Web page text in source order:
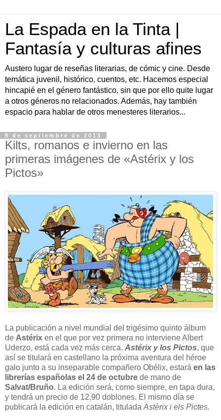
La Espada en la Tinta |
Fantasía y culturas afines
Austero lugar de reseñas literarias, de cómic y cine. Desde
temática juvenil, histórico, cuentos, etc. Hacemos especial
hincapié en el género fantástico, sin que por ello quite lugar
a otros géneros no relacionados. Además, hay también
espacio para hablar de otros menesteres literarios...
9 de septiembre de 2013
Kilts, romanos e invierno en las
primeras imágenes de «Astérix y los
Pictos»
La publicación a nivel mundial del trigésimo quinto álbum
de Astérix en el que por vez primera no interviene Albert
Uderzo, está cada vez más cerca. Astérix y los Pictos, que
así se titulará en castellano la próxima aventura del héroe
galo junto a su inseparable compañero Obélix, estará en las
librerías españolas el 24 de octubre de mano de
Salvat/Bruño. La edición será, como siempre, en tapa dura,
y tendrá un precio de 12,90 doblones. El mismo día se
publicará la edición en catalán, titulada Astèrix i els Pictes.